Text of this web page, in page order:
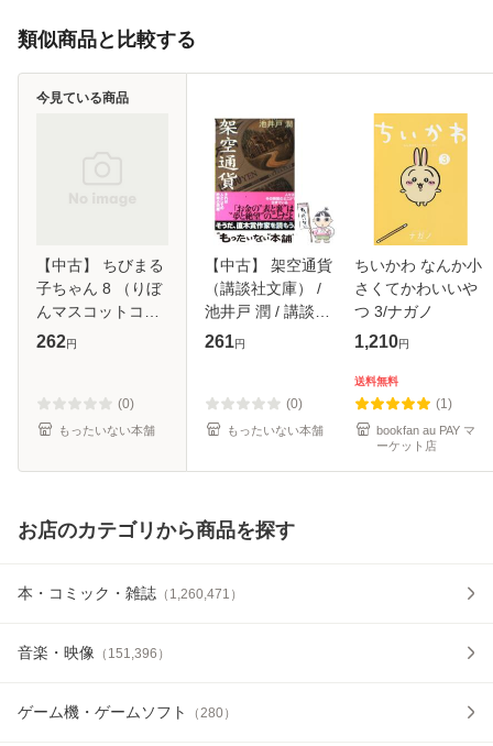
類似商品と比較する
【中古】 ちびまる
子ちゃん 8 （りぼ
んマスコットコミ
ックス） / さくら
送料無料】
262円
(0)
もったいない本舗
今見ている商品
【中古】 架空通貨
（講談社文庫） /
池井戸 潤 / 講談社
[文庫]【メール便送
261円
(0)
もったいない本舗
ちいかわ なんか小
さくてかわいいや
つ 3/ナガノ
1,210円
送料無料
(1)
bookfan au PAY マ
ーケット店
お店のカテゴリから商品を探す
本・コミック・雑誌 （ 1,260,471 ）
音楽・映像 （ 151,396 ）
ゲーム機・ゲームソフト （280）